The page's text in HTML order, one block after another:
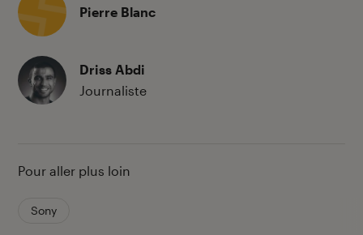
Pierre Blanc
Driss Abdi
Journaliste
Pour aller plus loin
Sony